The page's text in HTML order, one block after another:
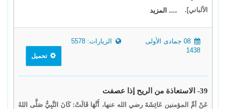
الألباني].
.... المزيد
08 جمادى الأولى
1438
الزيارات: 5578
تحميل
39- الاستعاذة من الريح إذا عصفت
عَنْ أمِّ المؤمنين عَائِشَةَ رضي الله عنها، أَنَّهَا قَالَتْ: كَانَ النَّبِيُّ صَلَّى اللهُ